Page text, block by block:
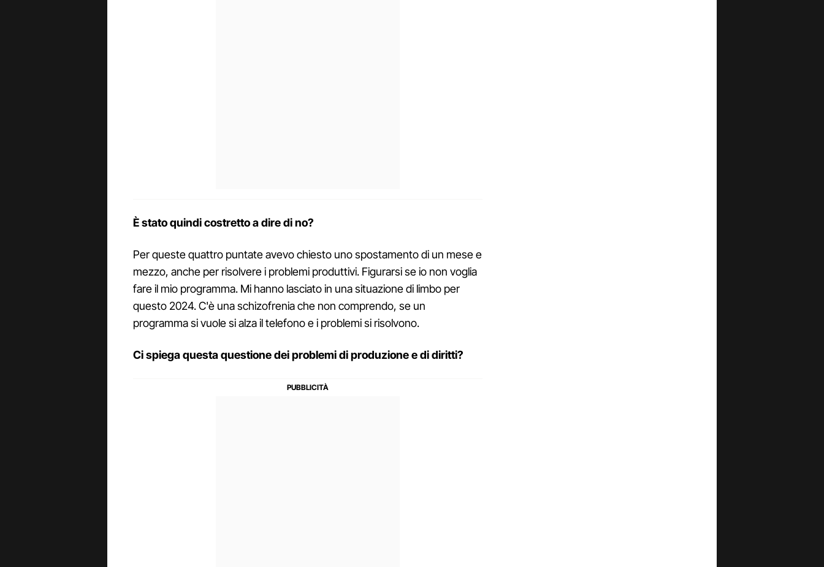
È stato quindi costretto a dire di no?
Per queste quattro puntate avevo chiesto uno spostamento di un mese e
mezzo, anche per risolvere i problemi produttivi. Figurarsi se io non voglia
fare il mio programma. Mi hanno lasciato in una situazione di limbo per
questo 2024. C'è una schizofrenia che non comprendo, se un
programma si vuole si alza il telefono e i problemi si risolvono.
Ci spiega questa questione dei problemi di produzione e di diritti?